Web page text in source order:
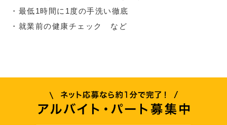
・最低1時間に1度の手洗い徹底
・就業前の健康チェック など